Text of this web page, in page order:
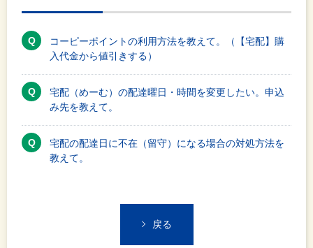
コーピーポイントの利用方法を教えて。（【宅配】購
入代金から値引きする）
宅配（めーむ）の配達曜日・時間を変更したい。申込
み先を教えて。
宅配の配達日に不在（留守）になる場合の対処方法を
教えて。
戻る